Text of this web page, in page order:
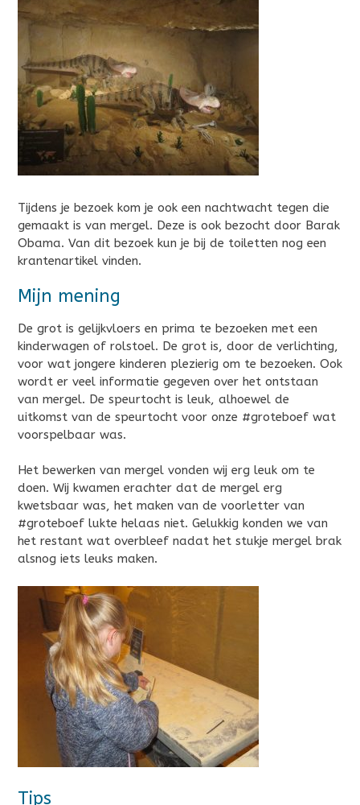
Tijdens je bezoek kom je ook een nachtwacht tegen die
gemaakt is van mergel. Deze is ook bezocht door Barak
Obama. Van dit bezoek kun je bij de toiletten nog een
krantenartikel vinden.
Mijn mening
De grot is gelijkvloers en prima te bezoeken met een
kinderwagen of rolstoel. De grot is, door de verlichting,
voor wat jongere kinderen plezierig om te bezoeken. Ook
wordt er veel informatie gegeven over het ontstaan
van mergel. De speurtocht is leuk, alhoewel de
uitkomst van de speurtocht voor onze #groteboef wat
voorspelbaar was.
Het bewerken van mergel vonden wij erg leuk om te
doen. Wij kwamen erachter dat de mergel erg
kwetsbaar was, het maken van de voorletter van
#groteboef lukte helaas niet. Gelukkig konden we van
het restant wat overbleef nadat het stukje mergel brak
alsnog iets leuks maken.
Tips